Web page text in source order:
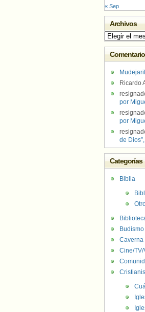
« Sep
Archivos
Archivos
Ricardo
por
por
de
Categorías
Biblia
Budismo
Caverna
Cine/